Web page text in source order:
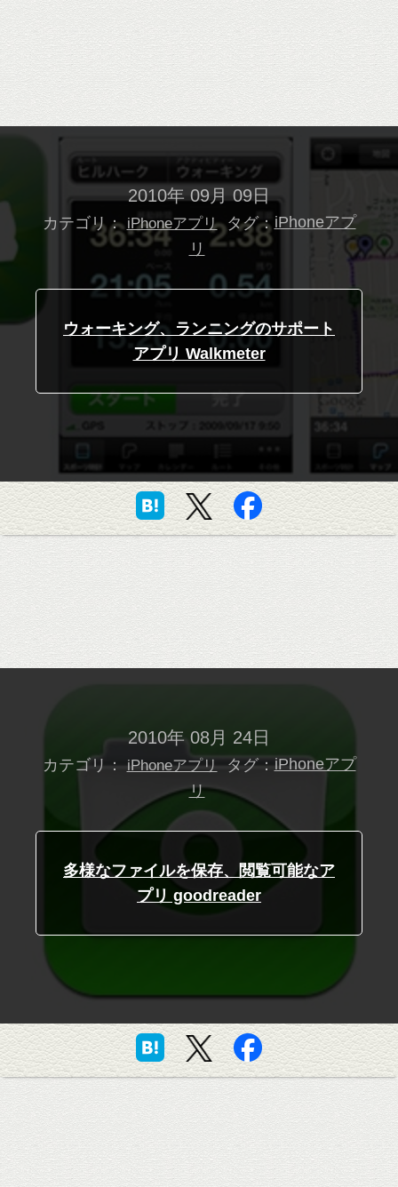
2010年 09月 09日
カテゴリ： iPhoneアプリ タグ： iPhoneアプ
リ
ウォーキング、ランニングのサポート
アプリ Walkmeter
2010年 08月 24日
カテゴリ： iPhoneアプリ タグ：iPhoneアプ
リ
多様なファイルを保存、閲覧可能なア
プリ goodreader